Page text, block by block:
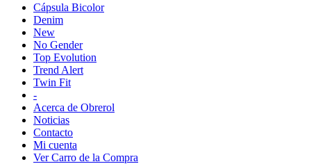
Cápsula Bicolor
Denim
New
No Gender
Top Evolution
Trend Alert
Twin Fit
-
Acerca de Obrerol
Noticias
Contacto
Mi cuenta
Ver Carro de la Compra